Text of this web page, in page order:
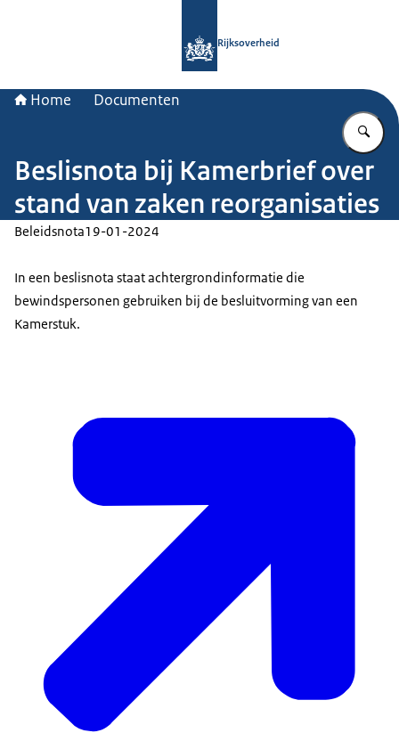
Rijksoverheid
Home Documenten
Beslisnota bij Kamerbrief over
stand van zaken reorganisaties
Beleidsnota19-01-2024
In een beslisnota staat achtergrondinformatie die
bewindspersonen gebruiken bij de besluitvorming van een
Kamerstuk.